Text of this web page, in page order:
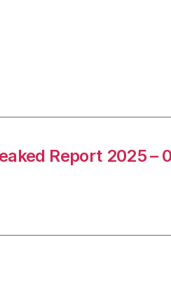
Report 2025 –